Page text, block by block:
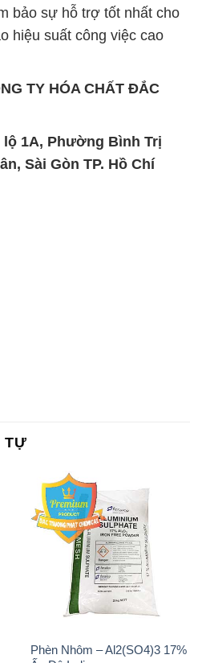
bảo sự hỗ trợ tốt nhất cho
hiệu suất công việc cao
TY HÓA CHẤT ĐẮC
lộ 1A, Phường Bình Trị
Sài Gòn TP. Hồ Chí
TỰ
Phèn Nhôm – Al2(SO4)3 17%